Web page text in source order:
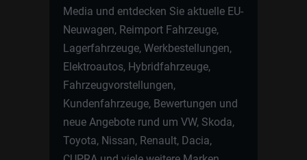
Media und entdecken Sie aktuelle EU-
Neuwagen, Reimport Fahrzeuge,
Lagerfahrzeuge, Werkbestellungen,
Elektroautos, Hybridfahrzeuge,
Fahrzeugvorstellungen,
Kundenfahrzeuge, Bewertungen und
neue Angebote rund um VW, Skoda,
Toyota, Nissan, Renault, Dacia,